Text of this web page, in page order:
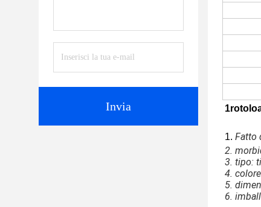
Invia
1
1. Fatto
2.
3. tipo:
4.
5.
6.